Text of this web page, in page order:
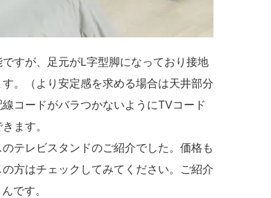
すが、足元がL字型脚になっており接地
。（より安定感を求める場合は天井部分
コードがバラつかないようにTVコード
ます。
テレビスタンドのご紹介でした。価格も
方はチェックしてみてください。ご紹介
です。